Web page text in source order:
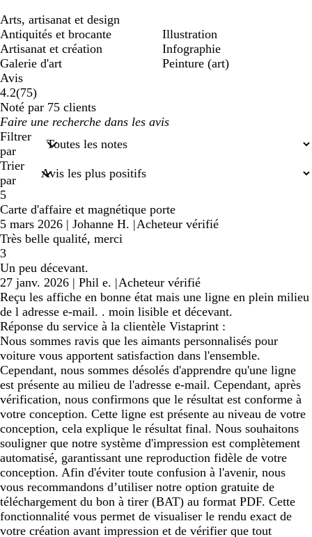
Arts, artisanat et design
Antiquités et brocante
Artisanat et création
Galerie d'art
Illustration
Infographie
Peinture (art)
Avis
4.2(7575
avis
)
Noté par 75 clients
Mes
saisies
de
recherche
Filtrer
par
Trier
par
5
Carte d'affaire et magnétique porte
5 mars 2026 | Johanne H. |Acheteur vérifié
Très belle qualité, merci
3
Un peu décevant.
27 janv. 2026 | Phil e. |Acheteur vérifié
Reçu les affiche en bonne état mais une ligne en plein milieu
de l adresse e-mail. . moin lisible et décevant.
Réponse du service à la clientèle Vistaprint :
Nous sommes ravis que les aimants personnalisés pour
voiture vous apportent satisfaction dans l'ensemble.
Cependant, nous sommes désolés d'apprendre qu'une ligne
est présente au milieu de l'adresse e-mail. Cependant, après
vérification, nous confirmons que le résultat est conforme à
votre conception. Cette ligne est présente au niveau de votre
conception, cela explique le résultat final. Nous souhaitons
souligner que notre système d'impression est complètement
automatisé, garantissant une reproduction fidèle de votre
conception. Afin d'éviter toute confusion à l'avenir, nous
vous recommandons d’utiliser notre option gratuite de
téléchargement du bon à tirer (BAT) au format PDF. Cette
fonctionnalité vous permet de visualiser le rendu exact de
votre création avant impression et de vérifier que tout